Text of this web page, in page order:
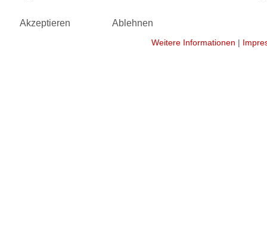
Akzeptieren Ablehnen
Weitere Informationen |